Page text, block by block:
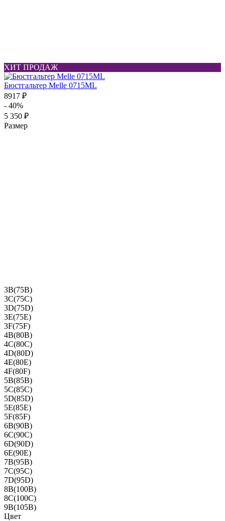
ХИТ ПРОДАЖ
Бюстгальтер Melle 0715ML
8917 ₽
- 40%
5 350 ₽
Размер
3B(75B)
3C(75C)
3D(75D)
3E(75E)
3F(75F)
4B(80B)
4C(80C)
4D(80D)
4E(80E)
4F(80F)
5B(85B)
5C(85C)
5D(85D)
5E(85E)
5F(85F)
6B(90B)
6C(90C)
6D(90D)
6E(90E)
7B(95B)
7C(95C)
7D(95D)
8B(100B)
8C(100C)
9B(105B)
Цвет